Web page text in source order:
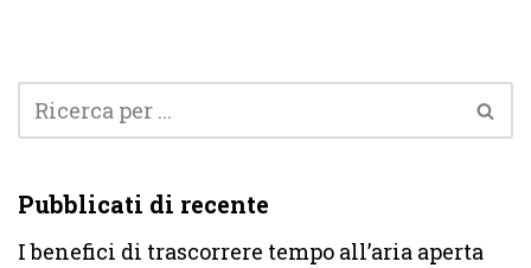
Pubblicati di recente
I benefici di trascorrere tempo all’aria aperta